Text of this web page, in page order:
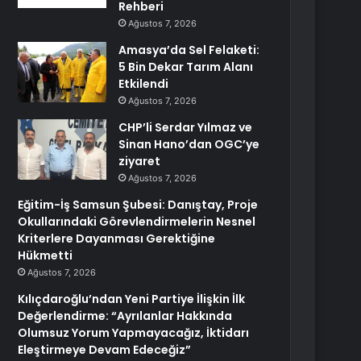
Rehberi
Ağustos 7, 2026
Amasya’da Sel Felaketi:
5 Bin Dekar Tarım Alanı
Etkilendi
Ağustos 7, 2026
CHP’li Serdar Yılmaz ve
Sinan Hano’dan OGC’ye
ziyaret
Ağustos 7, 2026
Eğitim-İş Samsun Şubesi: Danıştay, Proje
Okullarındaki Görevlendirmelerin Nesnel
Kriterlere Dayanması Gerektiğine
Hükmetti
Ağustos 7, 2026
Kılıçdaroğlu’ndan Yeni Partiye İlişkin İlk
Değerlendirme: “Ayrılanlar Hakkında
Olumsuz Yorum Yapmayacağız, İktidarı
Eleştirmeye Devam Edeceğiz”